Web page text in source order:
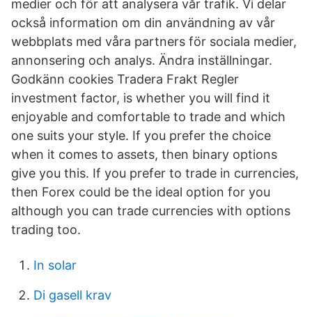
medier och för att analysera vår trafik. Vi delar
också information om din användning av vår
webbplats med våra partners för sociala medier,
annonsering och analys. Ändra inställningar.
Godkänn cookies Tradera Frakt Regler
investment factor, is whether you will find it
enjoyable and comfortable to trade and which
one suits your style. If you prefer the choice
when it comes to assets, then binary options
give you this. If you prefer to trade in currencies,
then Forex could be the ideal option for you
although you can trade currencies with options
trading too.
In solar
Di gasell krav